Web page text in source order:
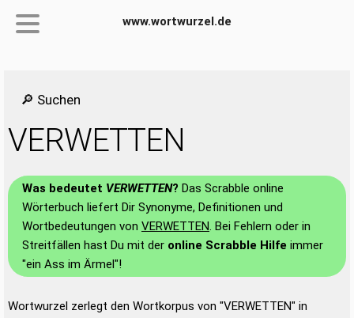
www.wortwurzel.de
🔎 Suchen
VERWETTEN
Was bedeutet VERWETTEN? Das Scrabble online
Wörterbuch liefert Dir Synonyme, Definitionen und
Wortbedeutungen von VERWETTEN. Bei Fehlern oder in
Streitfällen hast Du mit der online Scrabble Hilfe immer
"ein Ass im Ärmel"!
Wortwurzel zerlegt den Wortkorpus von "VERWETTEN" in